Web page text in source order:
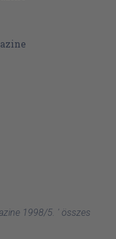
1998/5. ' összes